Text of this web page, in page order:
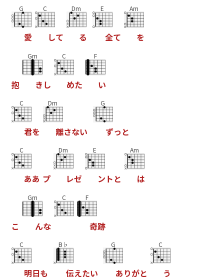
G
愛
C
して
Dm
る
E
全て
Am
を
抱
Gm
き し
C
めた
F
い
C
君を
Dm
離さない
G
ずっ と
C
ああ プ
Dm
レゼ
E
ン ト と
Am
は
こ
Gm
んな
C F
奇跡
C
明日も
B♭
伝えたい
G
あ りがと
C
う